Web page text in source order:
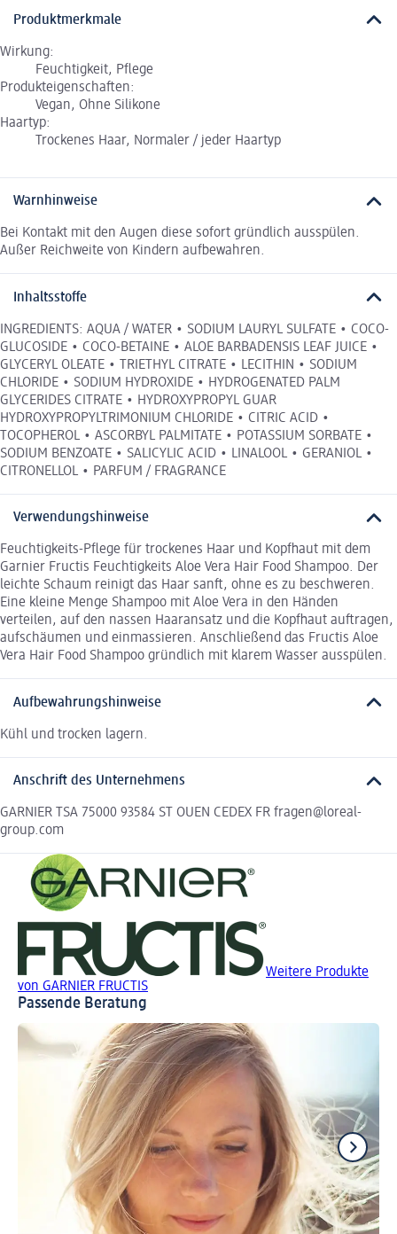
Produktmerkmale
Wirkung:
Feuchtigkeit, Pflege
Produkteigenschaften:
Vegan, Ohne Silikone
Haartyp:
Trockenes Haar, Normaler / jeder Haartyp
Warnhinweise
Bei Kontakt mit den Augen diese sofort gründlich ausspülen.
Außer Reichweite von Kindern aufbewahren.
Inhaltsstoffe
INGREDIENTS: AQUA / WATER • SODIUM LAURYL SULFATE • COCO-
GLUCOSIDE • COCO-BETAINE • ALOE BARBADENSIS LEAF JUICE •
GLYCERYL OLEATE • TRIETHYL CITRATE • LECITHIN • SODIUM
CHLORIDE • SODIUM HYDROXIDE • HYDROGENATED PALM
GLYCERIDES CITRATE • HYDROXYPROPYL GUAR
HYDROXYPROPYLTRIMONIUM CHLORIDE • CITRIC ACID •
TOCOPHEROL • ASCORBYL PALMITATE • POTASSIUM SORBATE •
SODIUM BENZOATE • SALICYLIC ACID • LINALOOL • GERANIOL •
CITRONELLOL • PARFUM / FRAGRANCE
Verwendungshinweise
Feuchtigkeits-Pflege für trockenes Haar und Kopfhaut mit dem
Garnier Fructis Feuchtigkeits Aloe Vera Hair Food Shampoo. Der
leichte Schaum reinigt das Haar sanft, ohne es zu beschweren.
Eine kleine Menge Shampoo mit Aloe Vera in den Händen
verteilen, auf den nassen Haaransatz und die Kopfhaut auftragen,
aufschäumen und einmassieren. Anschließend das Fructis Aloe
Vera Hair Food Shampoo gründlich mit klarem Wasser ausspülen.
Aufbewahrungshinweise
Kühl und trocken lagern.
Anschrift des Unternehmens
GARNIER TSA 75000 93584 ST OUEN CEDEX FR fragen@loreal-
group.com
Weitere Produkte
von GARNIER FRUCTIS
Passende Beratung